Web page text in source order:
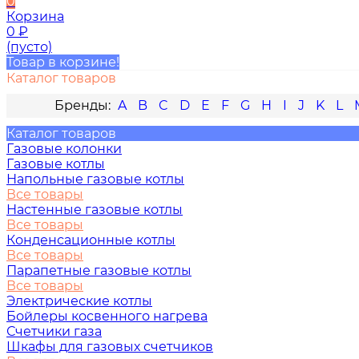
Корзина
0 ₽
(пусто)
Товар в корзине!
Каталог товаров
A
B C D E F G H I J K L
Каталог товаров
Газовые колонки
Газовые котлы
Напольные газовые котлы
Все товары
Настенные газовые котлы
Все товары
Конденсационные котлы
Все товары
Парапетные газовые котлы
Все товары
Электрические котлы
Бойлеры косвенного нагрева
Счетчики газа
Шкафы для газовых счетчиков